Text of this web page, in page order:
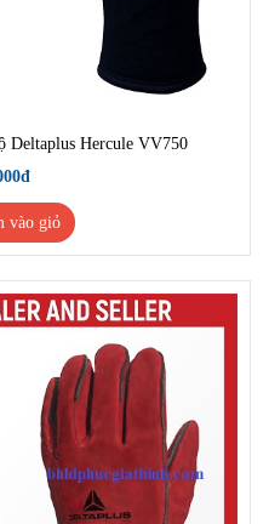
Deltaplus Hercule VV750
vào giỏ